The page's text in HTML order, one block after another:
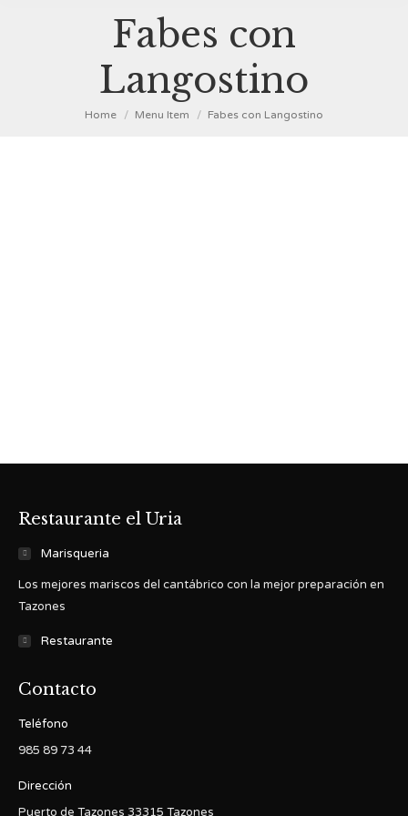
Fabes con
Langostino
You are here:
Home Menu Item Fabes con Langostino
Restaurante el Uria
Marisqueria
Los mejores mariscos del cantábrico con la mejor preparación en
Tazones
Restaurante
Contacto
Teléfono
985 89 73 44
Dirección
Puerto de Tazones 33315 Tazones